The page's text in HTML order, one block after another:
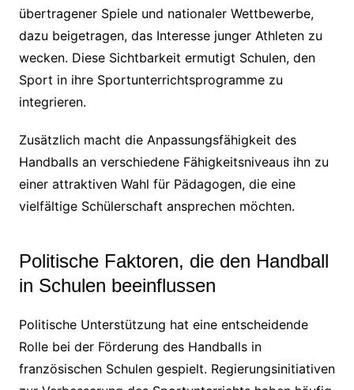
übertragener Spiele und nationaler Wettbewerbe,
dazu beigetragen, das Interesse junger Athleten zu
wecken. Diese Sichtbarkeit ermutigt Schulen, den
Sport in ihre Sportunterrichtsprogramme zu
integrieren.
Zusätzlich macht die Anpassungsfähigkeit des
Handballs an verschiedene Fähigkeitsniveaus ihn zu
einer attraktiven Wahl für Pädagogen, die eine
vielfältige Schülerschaft ansprechen möchten.
Politische Faktoren, die den Handball
in Schulen beeinflussen
Politische Unterstützung hat eine entscheidende
Rolle bei der Förderung des Handballs in
französischen Schulen gespielt. Regierungsinitiativen